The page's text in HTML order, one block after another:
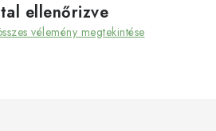
ellenőrizve
vélemény megtekintése